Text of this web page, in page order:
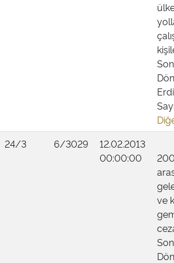
24/3
6/3029
12.02.2013
00:00:00
ve